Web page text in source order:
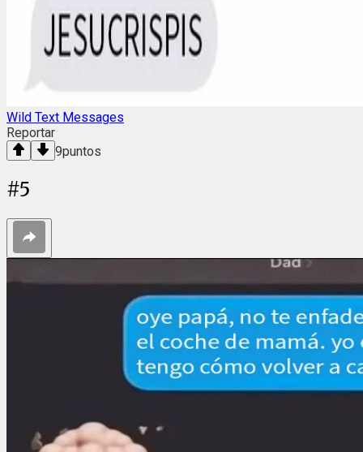
Wild Text Messages
Reportar
9puntos
#5